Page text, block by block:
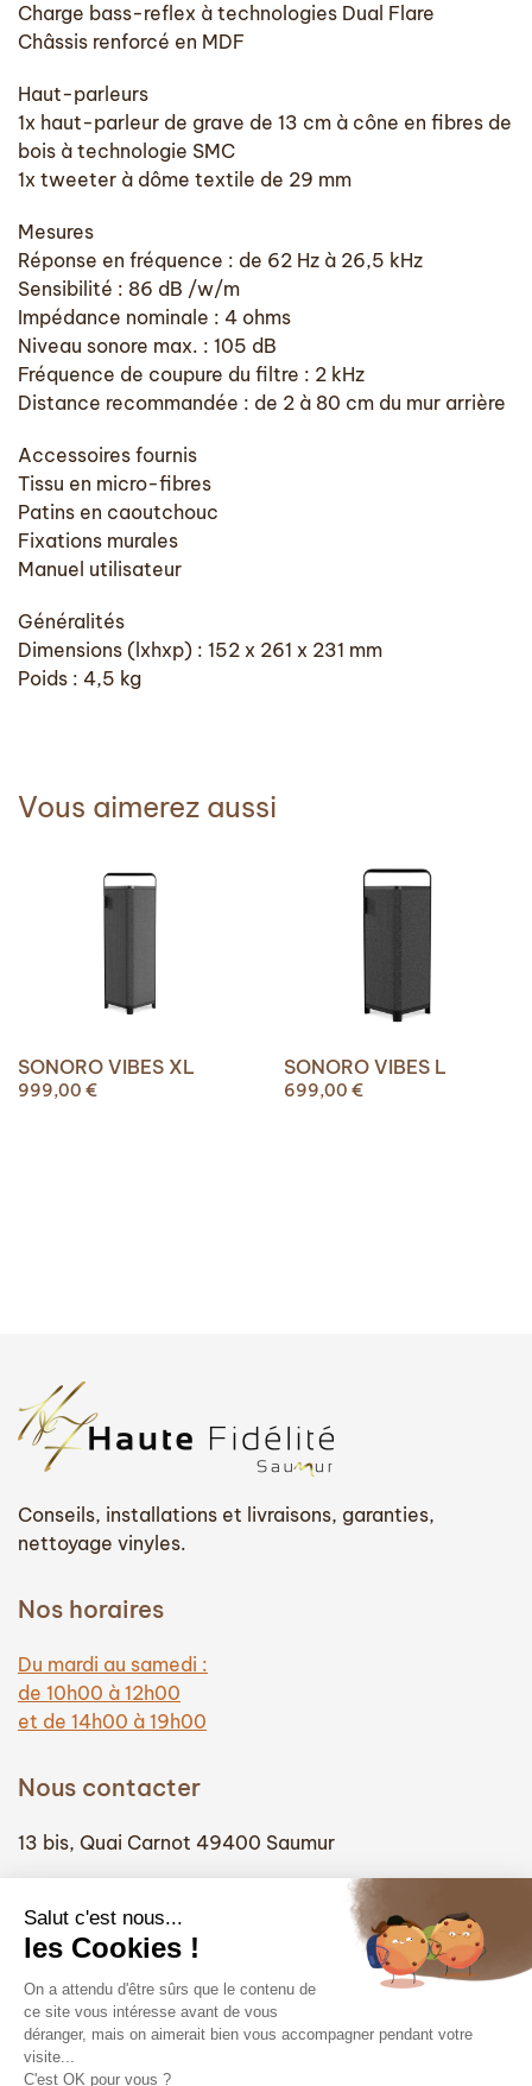
Charge bass-reflex à technologies Dual Flare
Châssis renforcé en MDF
Haut-parleurs
1x haut-parleur de grave de 13 cm à cône en fibres de
bois à technologie SMC
1x tweeter à dôme textile de 29 mm
Mesures
Réponse en fréquence : de 62 Hz à 26,5 kHz
Sensibilité : 86 dB /w/m
Impédance nominale : 4 ohms
Niveau sonore max. : 105 dB
Fréquence de coupure du filtre : 2 kHz
Distance recommandée : de 2 à 80 cm du mur arrière
Accessoires fournis
Tissu en micro-fibres
Patins en caoutchouc
Fixations murales
Manuel utilisateur
Généralités
Dimensions (lxhxp) : 152 x 261 x 231 mm
Poids : 4,5 kg
Vous aimerez aussi
SONORO VIBES XL
999,00 €
SONORO VIBES L
699,00 €
Conseils, installations et livraisons, garanties,
nettoyage vinyles.
Nos horaires
Du mardi au samedi :
de 10h00 à 12h00
et de 14h00 à 19h00
Nous contacter
13 bis, Quai Carnot 49400 Saumur
info@hautefidelite-saumur.com
Liens
Contact